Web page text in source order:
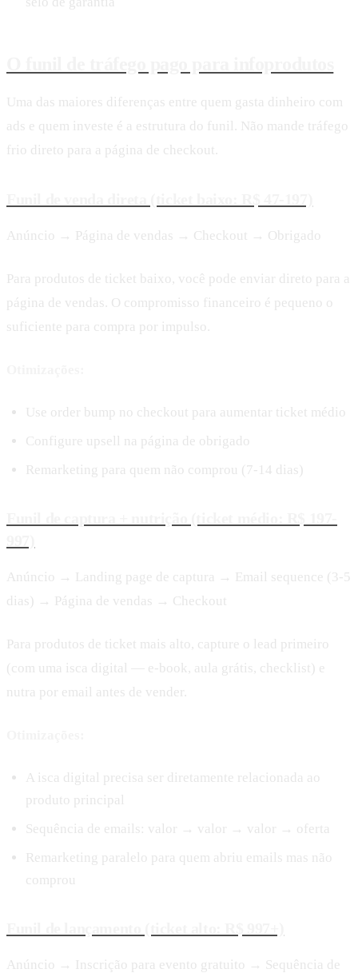
Uma das maiores diferenças entre quem gasta dinheiro com
ads e quem investe é a estrutura do funil. Não mande tráfego
frio direto para a página de checkout.
Anúncio → Página de vendas → Checkout → Obrigado
Para produtos de ticket baixo, você pode enviar direto para a
página de vendas. O compromisso financeiro é pequeno o
suficiente para compra por impulso.
Use order bump no checkout para aumentar ticket médio
Configure upsell na página de obrigado
Remarketing para quem não comprou (7-14 dias)
Anúncio → Landing page de captura → Email sequence (3-5
dias) → Página de vendas → Checkout
Para produtos de ticket mais alto, capture o lead primeiro
(com uma isca digital — e-book, aula grátis, checklist) e
nutra por email antes de vender.
A isca digital precisa ser diretamente relacionada ao
produto principal
Sequência de emails: valor → valor → valor → oferta
Remarketing paralelo para quem abriu emails mas não
comprou
Anúncio → Inscrição para evento gratuito → Sequência de